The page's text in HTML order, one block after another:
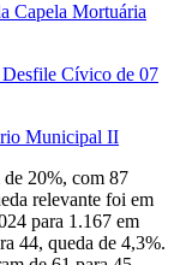
Capela Mortuária
Desfile Cívico de 07
Municipal II
20%, com 87
relevante foi em
para 1.167 em
44, queda de 4,3%.